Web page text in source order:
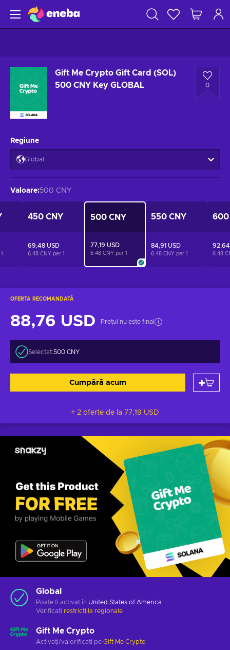
Gift Me Crypto Gift Card (SOL)
500 CNY Key GLOBAL
0
OFERTA RECOMANDATĂ
88,76 USD Prețul nu este final
Selectat:500 CNY
Cumpără acum
+ 2 oferte de la 77,19 USD
Global
Poate fi activat în United States of America
Verificați restricțiile regionale
Gift Me Crypto
Activați/valorificați pe Gift Me Crypto
Regiune
Global
Valoare:500 CNY
1
450 CNY
69,48 USD
6.48 CNY per 1
500 CNY
77,19 USD
6.48 CNY per 1
550 CNY
84,91 USD
6.48 CNY per 1
600
92,64
6.48